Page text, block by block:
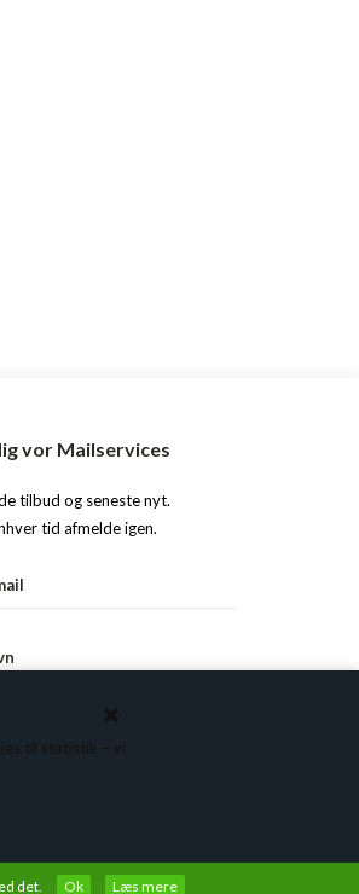
til statistik – vi
vor Mailservices
tilbud og seneste nyt.
tid afmelde igen.
det. Ok Læs mere